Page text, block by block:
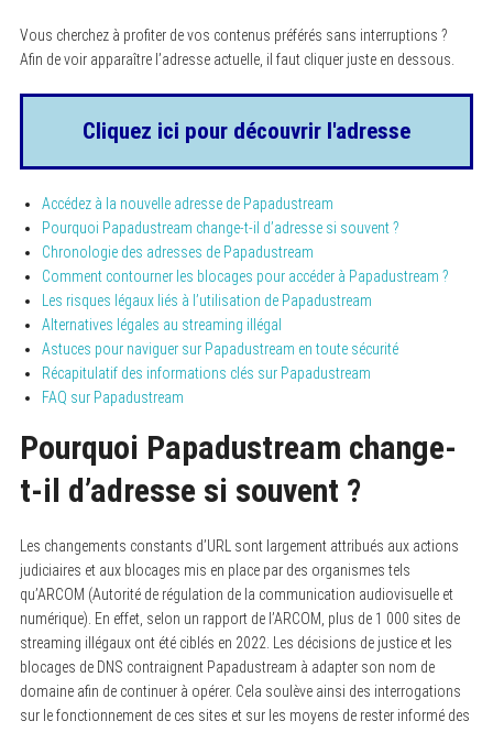
Vous cherchez à profiter de vos contenus préférés sans interruptions ?
Afin de voir apparaître l’adresse actuelle, il faut cliquer juste en dessous.
Cliquez ici pour découvrir l'adresse
Accédez à la nouvelle adresse de Papadustream
Pourquoi Papadustream change-t-il d’adresse si souvent ?
Chronologie des adresses de Papadustream
Comment contourner les blocages pour accéder à Papadustream ?
Les risques légaux liés à l’utilisation de Papadustream
Alternatives légales au streaming illégal
Astuces pour naviguer sur Papadustream en toute sécurité
Récapitulatif des informations clés sur Papadustream
FAQ sur Papadustream
Pourquoi Papadustream change-
t-il d’adresse si souvent ?
Les changements constants d’URL sont largement attribués aux actions
judiciaires et aux blocages mis en place par des organismes tels
qu’ARCOM (Autorité de régulation de la communication audiovisuelle et
numérique). En effet, selon un rapport de l’ARCOM, plus de 1 000 sites de
streaming illégaux ont été ciblés en 2022. Les décisions de justice et les
blocages de DNS contraignent Papadustream à adapter son nom de
domaine afin de continuer à opérer. Cela soulève ainsi des interrogations
sur le fonctionnement de ces sites et sur les moyens de rester informé des